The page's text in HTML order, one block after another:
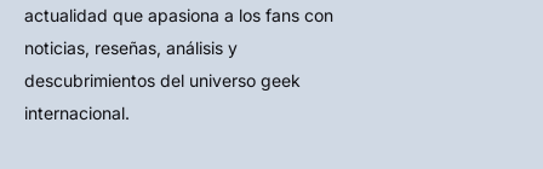
actualidad que apasiona a los fans con
noticias, reseñas, análisis y
descubrimientos del universo geek
internacional.